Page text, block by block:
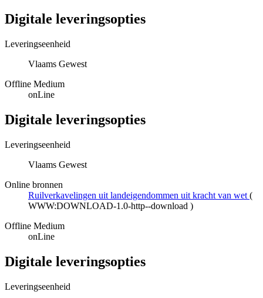
Digitale leveringsopties
Leveringseenheid
Vlaams Gewest
Offline Medium
onLine
Digitale leveringsopties
Leveringseenheid
Vlaams Gewest
Online bronnen
Ruilverkavelingen uit landeigendommen uit kracht van wet (
WWW:DOWNLOAD-1.0-http--download )
Offline Medium
onLine
Digitale leveringsopties
Leveringseenheid